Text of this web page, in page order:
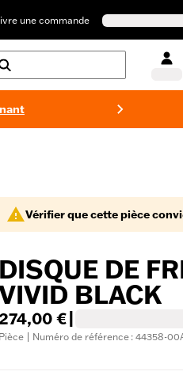
une commande
Vérifier que cette pièce
DE
BLACK
€
| Numéro de référence : 44358-